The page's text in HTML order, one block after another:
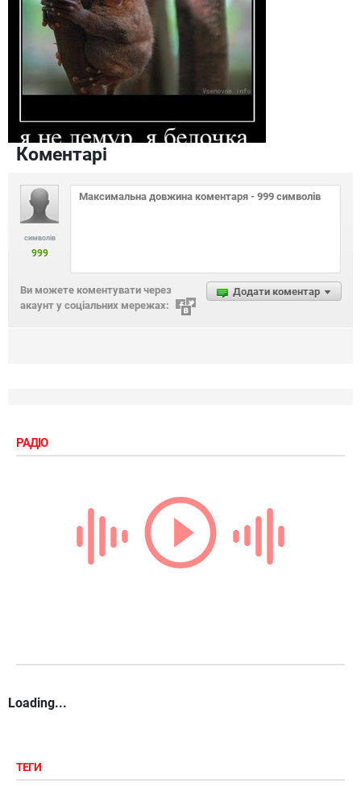
Коментарі
символів
999
Додати коментар
Ви можете коментувати через
акаунт у соціальних мережах:
РАДІО
Loading...
ТЕГИ